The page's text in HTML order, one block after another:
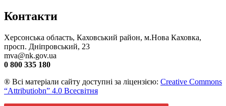
Контакти
Херсонська область, Каховський район, м.Нова Каховка,
просп. Дніпровський, 23
mva@nk.gov.ua
0 800 335 180
® Всі матеріали сайту доступні за ліцензією: Creative Commons
“Attributiobn” 4.0 Всесвітня